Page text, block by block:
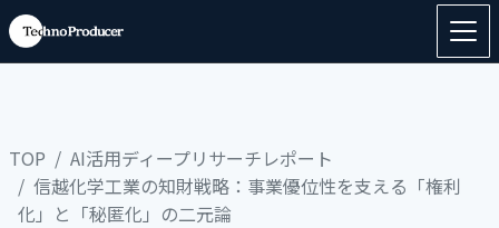
TOP
AI活用ディープリサーチレポート
信越化学工業の知財戦略：事業優位性を支える「権利
化」と「秘匿化」の二元論